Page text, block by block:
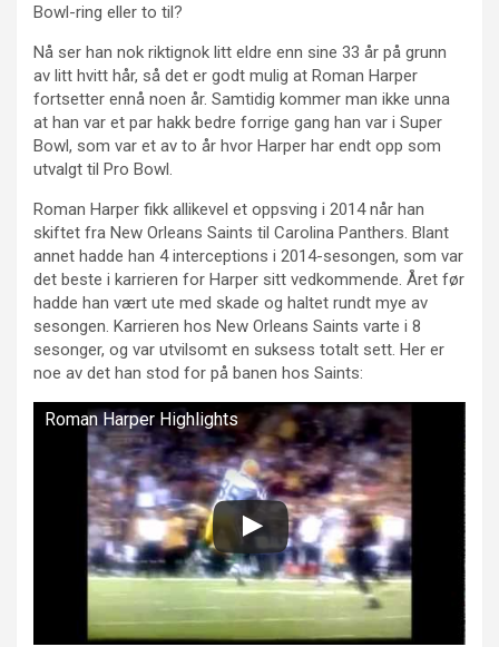
Bowl-ring eller to til?
Nå ser han nok riktignok litt eldre enn sine 33 år på grunn
av litt hvitt hår, så det er godt mulig at Roman Harper
fortsetter ennå noen år. Samtidig kommer man ikke unna
at han var et par hakk bedre forrige gang han var i Super
Bowl, som var et av to år hvor Harper har endt opp som
utvalgt til Pro Bowl.
Roman Harper fikk allikevel et oppsving i 2014 når han
skiftet fra New Orleans Saints til Carolina Panthers. Blant
annet hadde han 4 interceptions i 2014-sesongen, som var
det beste i karrieren for Harper sitt vedkommende. Året før
hadde han vært ute med skade og haltet rundt mye av
sesongen. Karrieren hos New Orleans Saints varte i 8
sesonger, og var utvilsomt en suksess totalt sett. Her er
noe av det han stod for på banen hos Saints:
Roman Harper Highlights